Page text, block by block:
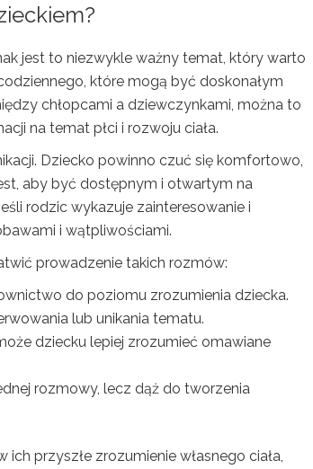
jest to niezwykle ważny temat, który warto
które mogą być doskonałym
chłopcami a dziewczynkami, można to
na temat płci i rozwoju ciała.
Dziecko powinno czuć się komfortowo,
aby być dostępnym i otwartym na
rodzic wykazuje zainteresowanie i
i wątpliwościami.
prowadzenie takich rozmów:
do poziomu zrozumienia dziecka.
lub unikania tematu.
dziecku lepiej zrozumieć omawiane
rozmowy, lecz dąż do tworzenia
przyszłe zrozumienie własnego ciała,